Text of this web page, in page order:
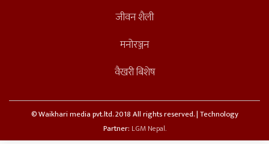
जीवन शैली
मनोरञ्जन
वैखरी बिशेष
© Waikhari media pvt.ltd. 2018 All rights reserved. | Technology
Partner: LGM Nepal.